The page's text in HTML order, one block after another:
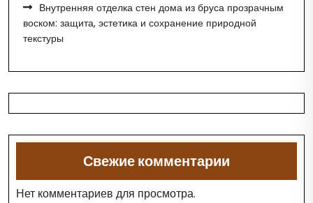
Внутренняя отделка стен дома из бруса прозрачным
воском: защита, эстетика и сохранение природной
текстуры
Свежие комментарии
Нет комментариев для просмотра.